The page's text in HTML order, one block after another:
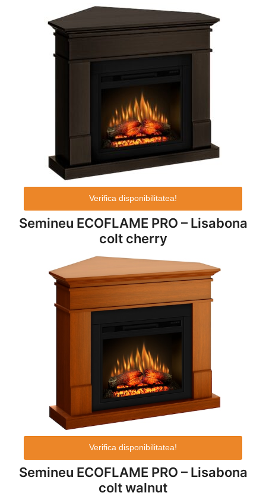
Verifica disponibilitatea!
Semineu ECOFLAME PRO – Lisabona
colt cherry
Verifica disponibilitatea!
Semineu ECOFLAME PRO – Lisabona
colt walnut